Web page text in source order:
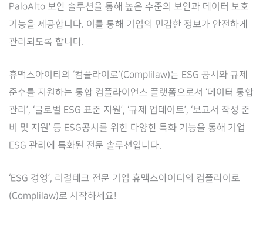
PaloAlto 보안 솔루션을 통해 높은 수준의 보안과 데이터 보호
기능을 제공합니다. 이를 통해 기업의 민감한 정보가 안전하게
관리되도록 합니다.
휴맥스아이티의 ‘컴플라이로’(Complilaw)는 ESG 공시와 규제
준수를 지원하는 통합 컴플라이언스 플랫폼으로서 ‘데이터 통합
관리’, ‘글로벌 ESG 표준 지원’, ‘규제 업데이트’, ‘보고서 작성 준
비 및 지원’ 등 ESG공시를 위한 다양한 특화 기능을 통해 기업
ESG 관리에 특화된 전문 솔루션입니다.
‘ESG 경영’, 리걸테크 전문 기업 휴맥스아이티의 컴플라이로
(Complilaw)로 시작하세요!